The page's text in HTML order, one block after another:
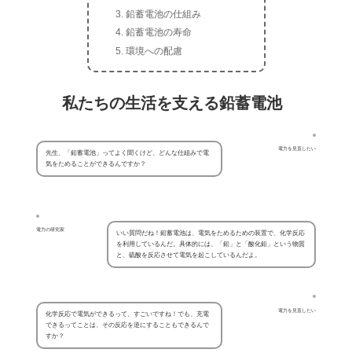
鉛蓄電池の仕組み
鉛蓄電池の寿命
環境への配慮
私たちの生活を支える鉛蓄電池
電力を見直したい
先生、「鉛蓄電池」ってよく聞くけど、どんな仕組みで電
気をためることができるんですか？
電力の研究家
いい質問だね！鉛蓄電池は、電気をためるための装置で、化学反応
を利用しているんだ。具体的には、「鉛」と「酸化鉛」という物質
と、硫酸を反応させて電気を起こしているんだよ。
電力を見直したい
化学反応で電気ができるって、すごいですね！でも、充電
できるってことは、その反応を逆にすることもできるんで
すか？